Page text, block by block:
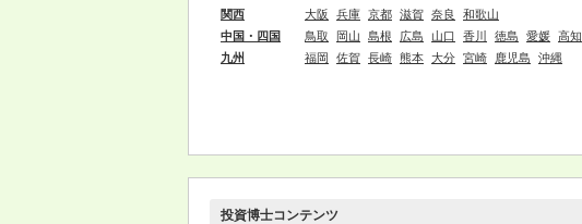
関西
大阪 兵庫 京都 滋賀 奈良
和歌山
中国・四国
鳥取 岡山 島根 広島 山口 香川 徳島 愛媛 高知
九州
福岡 佐賀 長崎 熊本 大分 宮崎 鹿児島 沖縄
投資博士コンテンツ